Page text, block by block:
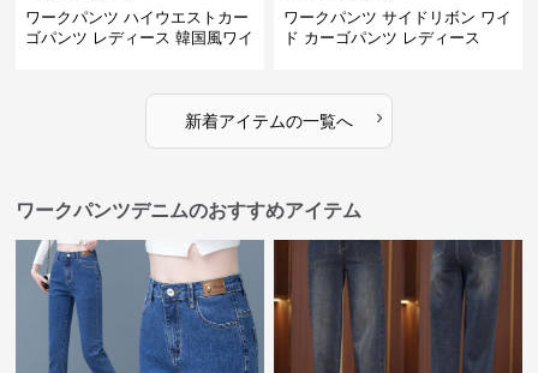
ワークパンツ ハイウエストカー
ゴパンツ レディース 韓国風ワイ
ワークパンツ サイドリボン ワイ
ド カーゴパンツ レディース
新着アイテムの一覧へ ›
ワークパンツデニムのおすすめアイテム